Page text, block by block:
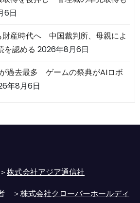
6日
財産時代へ 中国裁判所、母親によ
を認める 2026年8月6日
過去最多 ゲームの祭典がAIロボ
年8月6日
株式会社アジア通信社
＞株式会社クローバーホールディ